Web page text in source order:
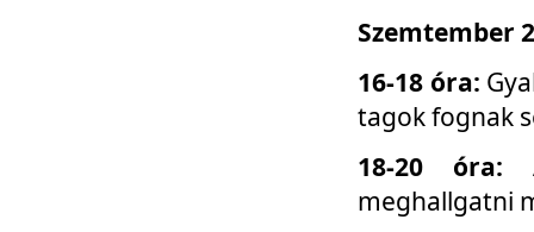
Szemtember
16-18 óra:
tagok fognak
18-20 óra:
meghallgatni